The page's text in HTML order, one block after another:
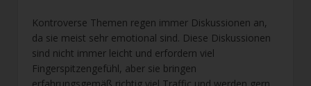
Kontroverse Themen regen immer Diskussionen an,
da sie meist sehr emotional sind. Diese Diskussionen
sind nicht immer leicht und erfordern viel
Fingerspitzengefühl, aber sie bringen